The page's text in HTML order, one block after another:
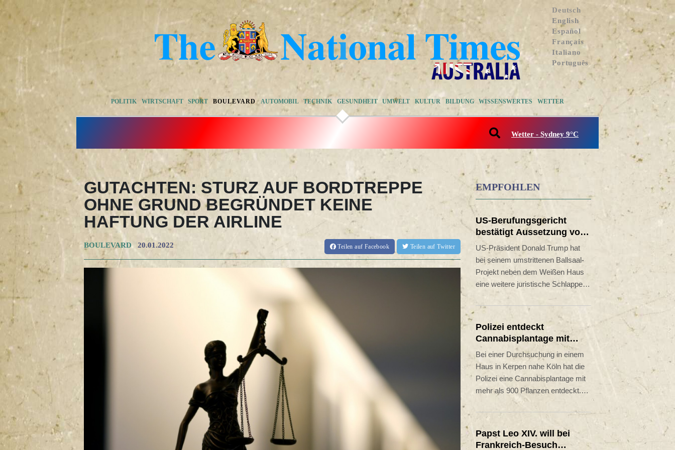
Deutsch
English
Español
Français
Italiano
Português
POLITIK WIRTSCHAFT SPORT BOULEVARD AUTOMOBIL TECHNIK GESUNDHEIT UMWELT KULTUR BILDUNG WISSENSWERTES WETTER
Wetter - Sydney 9°C
GUTACHTEN: STURZ AUF BORDTREPPE
OHNE GRUND BEGRÜNDET KEINE
HAFTUNG DER AIRLINE
BOULEVARD 20.01.2022 Teilenauf Facebook Teilen auf Twitter
EMPFOHLEN
US-Berufungsgericht
bestätigt Aussetzung von
Trumps umstrittenen
Ballsaal-Plänen
US-Präsident Donald Trump hat
bei seinem umstrittenen Ballsaal-
Projekt neben dem Weißen Haus
eine weitere juristische Schlappe
Bundesberufungsgericht bestätigte
am Freitag die im April von einem
Richter angeordnete Aussetzung
der Bauarbeiten. Es begründete
sein Urteil mit der fehlenden
Zustimmung des Kongresses und
gab der US-Regierung zwei
Wochen Zeit, um gegebenenfalls
den Obersten Gerichtshof
anzurufen.
Polizei entdeckt
Cannabisplantage mit
mehr als 900 Pflanzen in
Kerpen - Festnahme
Bei einer Durchsuchung in einem
Haus in Kerpen nahe Köln hat die
Polizei eine Cannabisplantage mit
mehr als 900 Pflanzen entdeckt.
Ein 40-jähriger Verdächtiger wurde
vor Ort festgenommen, wie die
Polizei in Bergheim und die Kölner
Staatsanwaltschaft am Freitag
Papst Leo XIV. will bei
Frankreich-Besuch